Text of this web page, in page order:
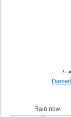
Rain now: